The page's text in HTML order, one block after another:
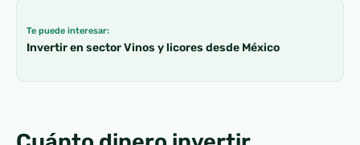
Te puede interesar:
Invertir en sector Vinos y licores desde México